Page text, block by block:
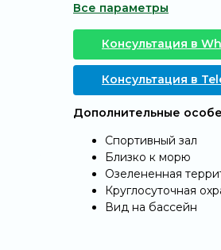
Все параметры
Консультация в
Консультация в
Дополнительные
Спортивный зал
Близко к морю
Озелененная
Круглосуточная
Вид на бассейн